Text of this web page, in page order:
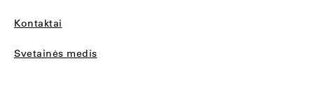
Kontaktai
Svetainės medis